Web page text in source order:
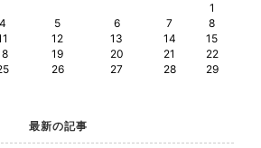
1
4 5 6 7
8
12 13 14
15
19 20 21
22
26 27 28
29
最新の記事